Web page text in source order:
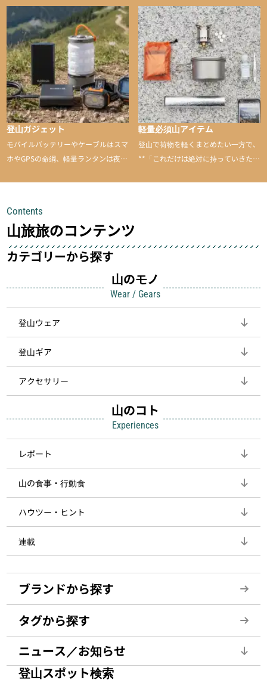
山に持ち込むと快適性や安心感をグッ
と引き上げてくれる――そんな意外性
のあるアイテムを紹介
登山ガジェット
モバイルバッテリーやケーブルはスマ
ホやGPSの命綱、軽量ランタンは夜間
して安全にしてくれます
軽量必須山アイテム
登山で荷物を軽くまとめたい一方で、
**「これだけは絶対に持っていきた
Contents
山旅旅のコンテンツ
カテゴリーから探す
山のモノ
Wear / Gears
登山ウェア
登山ギア
アクセサリー
山のコト
Experiences
レポート
山の食事・行動食
ハウツー・ヒント
連載
ブランドから探す
タグから探す
ニュース／お知らせ
登山スポット検索